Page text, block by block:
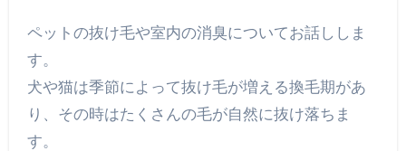
ペットの抜け毛や室内の消臭についてお話ししま
す。
犬や猫は季節によって抜け毛が増える換毛期があ
り、その時はたくさんの毛が自然に抜け落ちま
す。